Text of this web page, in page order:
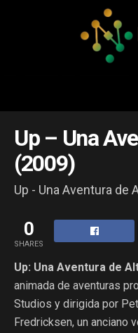
Up – Una
(2009)
Up - Una Aventura de
0
SHARES
Up: Una Aventura de
animada de aventuras
Studios y dirigida por
Fredricksen, un anciano